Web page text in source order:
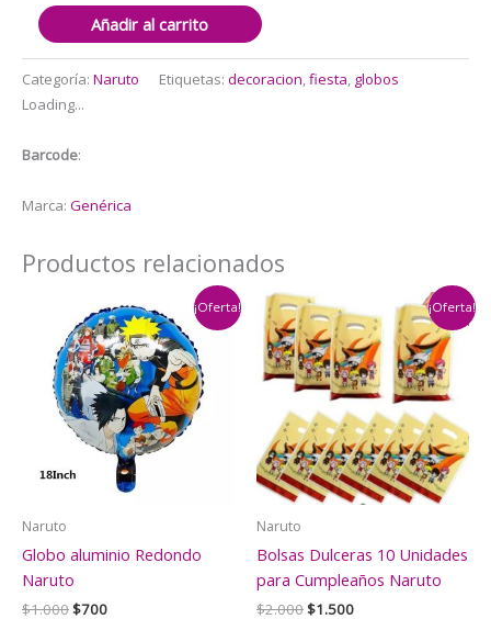
Set
Globos
Látex
Naruto
Añadir al carrito
Categoría: Naruto Etiquetas: decoracion,fiesta, globos
Loading...
Barcode:
Marca: Genérica
Productos relacionados
¡Oferta!
Naruto
Globo aluminio Redondo
Naruto
$1.000El
$700El
¡Oferta!
Naruto
Bolsas Dulceras 10 Unidades
para Cumpleaños Naruto
$2.000El
$1.500El